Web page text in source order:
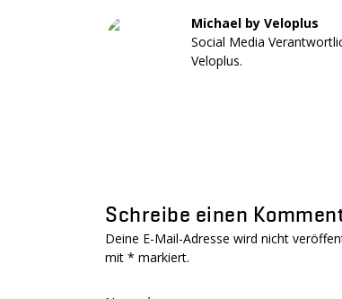
Michael by Veloplus
Social Media
Veloplus.
Schreibe einen
Deine E-Mail-Adresse wird nicht
mit * markiert.